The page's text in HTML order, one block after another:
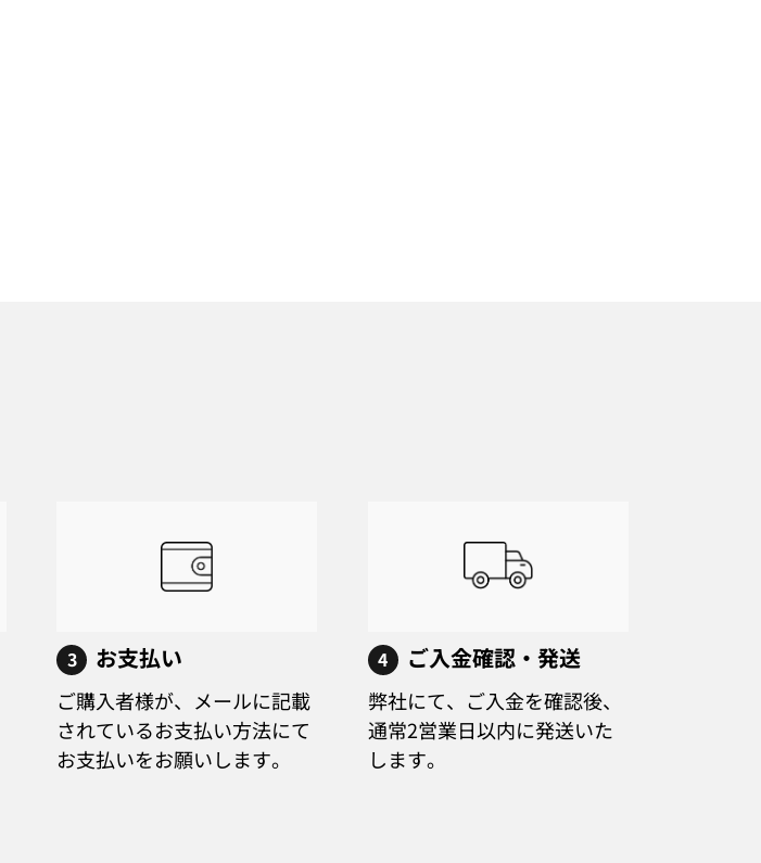
3 お支払い
ご購入者様が、メールに記載
されているお支払い方法にて
お支払いをお願いします。
4 ご入金確認・発送
弊社にて、ご入金を確認後、
通常2営業日以内に発送いた
します。